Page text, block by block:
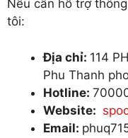
Nếu cần hỗ trợ
tôi:
Địa chỉ: 114
Phu Thanh
Hotline:
Website:
Email: